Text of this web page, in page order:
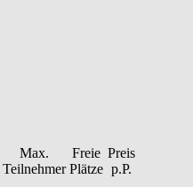
Max.
Teilnehmer
Freie
Plätze
Preis
p.P.